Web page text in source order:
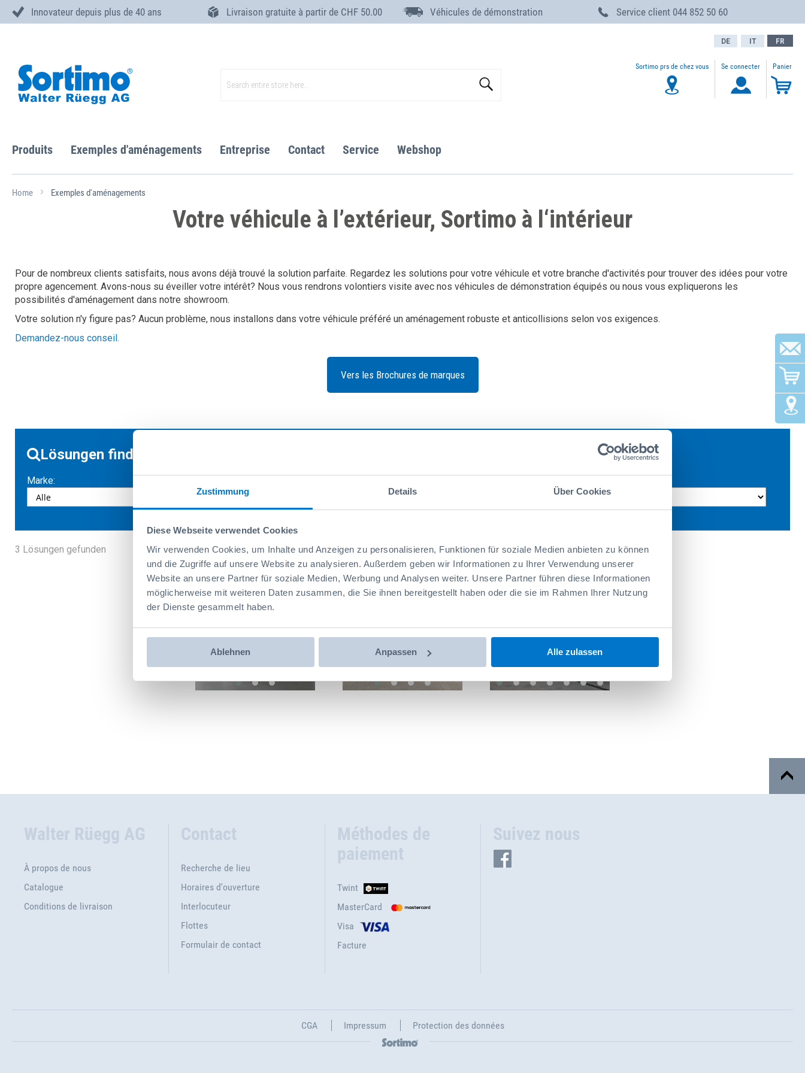
Zustimmung Details Über Cookies
Diese Webseite verwendet Cookies
Wir verwenden Cookies, um Inhalte und Anzeigen zu personalisieren, Funktionen für soziale Medien anbieten zu können
und die Zugriffe auf unsere Website zu analysieren. Außerdem geben wir Informationen zu Ihrer Verwendung unserer
Website an unsere Partner für soziale Medien, Werbung und Analysen weiter. Unsere Partner führen diese Informationen
möglicherweise mit weiteren Daten zusammen, die Sie ihnen bereitgestellt haben oder die sie im Rahmen Ihrer Nutzung
der Dienste gesammelt haben.
Ablehnen Anpassen Alle zulassen
Innovateur depuis plus de 40 ans Livraison gratuite à partir de CHF 50.00 Véhicules de démonstration Service client 044 852 50 60
Content
Panier
Sortimo prs de chez vous Se connecter
FR
DE IT
Produits Exemples d'aménagements Entreprise Contact Service Webshop
Home Exemples d'aménagements
Votre véhicule à l’extérieur, Sortimo à l‘intérieur
Pour de nombreux clients satisfaits, nous avons déjà trouvé la solution parfaite. Regardez les solutions pour votre véhicule et votre branche d'activités pour trouver des idées pour votre
propre agencement. Avons-nous su éveiller votre intérêt? Nous vous rendrons volontiers visite avec nos véhicules de démonstration équipés ou nous vous expliquerons les
possibilités d'aménagement dans notre showroom.
Votre solution n'y figure pas? Aucun problème, nous installons dans votre véhicule préféré un aménagement robuste et anticollisions selon vos exigences.
Demandez-nous conseil.
Vers les Brochures de marques
Lösungen finden
Marke:
3 Lösungen gefunden
< > < > < >
Walter Rüegg AG
À propos de nous
Catalogue
Conditions de livraison
Contact
Recherche de lieu
Horaires d'ouverture
Interlocuteur
Flottes
Formulair de contact
Méthodes de
paiement
Twint
MasterCard
Visa
Facture
Suivez nous
CGA Impressum Protection des données